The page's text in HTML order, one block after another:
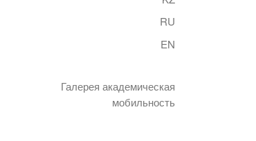
RU
EN
Галерея академическая
мобильность